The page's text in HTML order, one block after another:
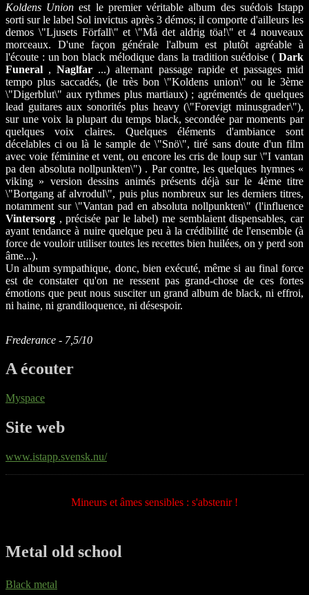
Koldens Union est le premier véritable album des suédois Istapp
sorti sur le label Sol invictus après 3 démos; il comporte d'ailleurs les
demos \"Ljusets Förfall\" et \"Må det aldrig töa!\" et 4 nouveaux
morceaux. D'une façon générale l'album est plutôt agréable à
l'écoute : un bon black mélodique dans la tradition suédoise ( Dark
Funeral ,Naglfar ...) alternant passage rapide et passages mid
tempo plus saccadés, (le très bon \"Koldens union\" ou le 3ème
\"Digerblut\" aux rythmes plus martiaux) ; agrémentés de quelques
lead guitares aux sonorités plus heavy (\"Forevigt minusgrader\"),
sur une voix la plupart du temps black, secondée par moments par
quelques voix claires. Quelques éléments d'ambiance sont
décelables ci ou là le sample de \"Snö\", tiré sans doute d'un film
avec voie féminine et vent, ou encore les cris de loup sur \"I vantan
pa den absoluta nollpunkten\") . Par contre, les quelques hymnes «
viking » version dessins animés présents déjà sur le 4ème titre
\"Bortgang af alvrodul\", puis plus nombreux sur les derniers titres,
notamment sur \"Vantan pad en absoluta nollpunkten\" (l'influence
Vintersorg , précisée par le label) me semblaient dispensables, car
ayant tendance à nuire quelque peu à la crédibilité de l'ensemble (à
force de vouloir utiliser toutes les recettes bien huilées, on y perd son
âme...).
Un album sympathique, donc, bien exécuté, même si au final force
est de constater qu'on ne ressent pas grand-chose de ces fortes
émotions que peut nous susciter un grand album de black, ni effroi,
ni haine, ni grandiloquence, ni désespoir.
Frederance - 7,5/10
A écouter
Myspace
Site web
www.istapp.svensk.nu/
Mineurs et âmes sensibles : s'abstenir !
Metal old school
Black metal